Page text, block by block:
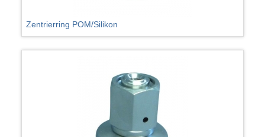
Zentrierring POM/Silikon